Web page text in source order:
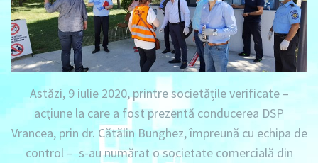
Astăzi, 9 iulie 2020, printre societățile verificate –
acțiune la care a fost prezentă conducerea DSP
Vrancea, prin dr. Cătălin Bunghez, împreună cu echipa de
control – s-au numărat o societate comercială din